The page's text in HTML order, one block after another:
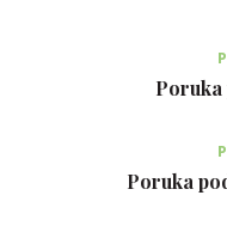
Poruka
Poruka